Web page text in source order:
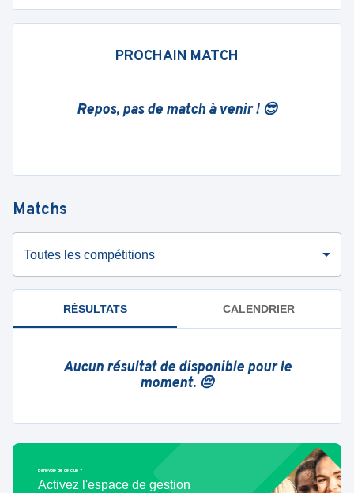
PROCHAIN MATCH
Repos, pas de match à venir ! 😎
Matchs
Toutes les compétitions
RÉSULTATS CALENDRIER
Aucun résultat de disponible pour le
moment. 😔
Bénévole de ce club ?
Activez l'espace de gestion